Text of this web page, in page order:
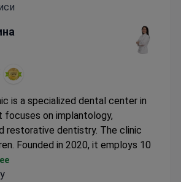
is a specialized dental center in
focuses on implantology,
restorative dentistry. The clinic
Founded in 2020, it employs 10
team has placed nearly 50,000
Each year, the clinic treats